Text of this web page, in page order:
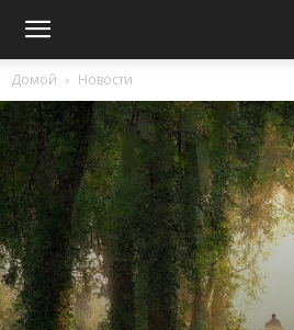
Домой Новости